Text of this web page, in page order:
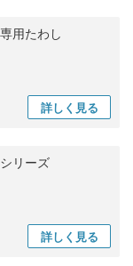
用たわし
詳しく 見る
リーズ
詳しく 見る